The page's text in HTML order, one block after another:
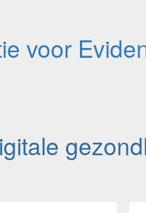
voor